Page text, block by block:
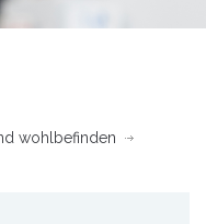
wohlbefinden